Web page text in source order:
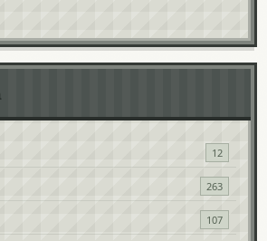
12
263
107